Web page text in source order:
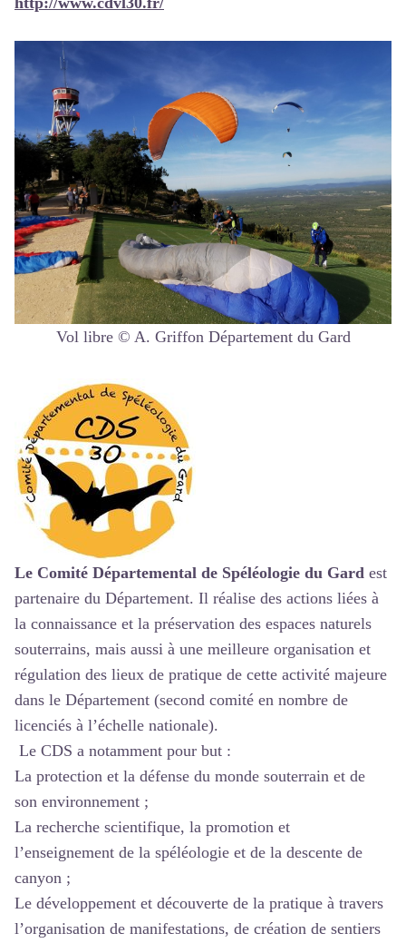
Vol libre © A. Griffon Département du Gard
Le Comité Départemental de Spéléologie du Gard est
partenaire du Département. Il réalise des actions liées à
la connaissance et la préservation des espaces naturels
souterrains, mais aussi à une meilleure organisation et
régulation des lieux de pratique de cette activité majeure
dans le Département (second comité en nombre de
licenciés à l’échelle nationale).
Le CDS a notamment pour but :
La protection et la défense du monde souterrain et de
son environnement ;
La recherche scientifique, la promotion et
l’enseignement de la spéléologie et de la descente de
canyon ;
Le développement et découverte de la pratique à travers
l’organisation de manifestations, de création de sentiers